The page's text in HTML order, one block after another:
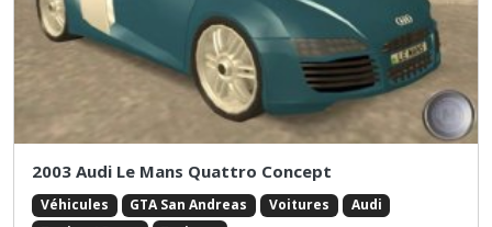
2003 Audi Le Mans Quattro Concept
Véhicules GTA San Andreas Voitures
Audi